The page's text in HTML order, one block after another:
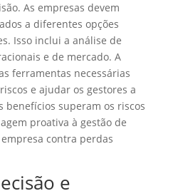
As empresas devem
a diferentes opções
Isso inclui a análise de
e de mercado. A
ferramentas necessárias
e ajudar os gestores a
benefícios superam os riscos
proativa à gestão de
contra perdas
e